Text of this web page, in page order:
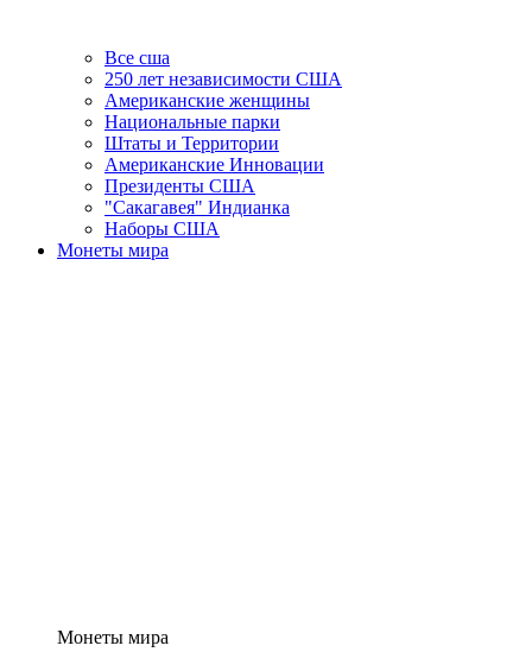
Все сша
250 лет независимости США
Американские женщины
Национальные парки
Штаты и Территории
Американские Инновации
Президенты США
"Сакагавея" Индианка
Наборы США
Монеты мира
Монеты мира